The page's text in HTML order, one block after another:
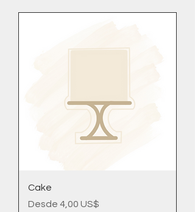
Cake
Desde 4,00 US$
Precio de oferta